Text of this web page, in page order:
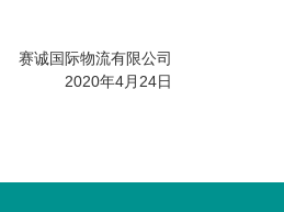
赛诚国际物流有限公司
2020年4月24日